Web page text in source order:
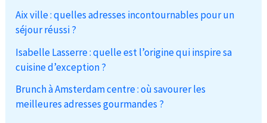
Aix ville : quelles adresses incontournables pour un
séjour réussi ?
Isabelle Lasserre : quelle est l’origine qui inspire sa
cuisine d’exception ?
Brunch à Amsterdam centre : où savourer les
meilleures adresses gourmandes ?